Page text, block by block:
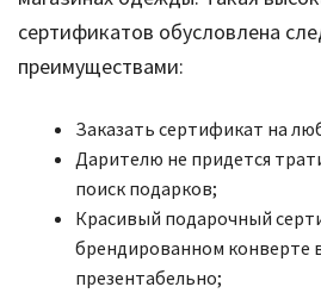
сертификатов обусловлена
преимуществами:
Заказать сертификат на
Дарителю не придется
поиск подарков;
Красивый подарочный
брендированном конверте
презентабельно;